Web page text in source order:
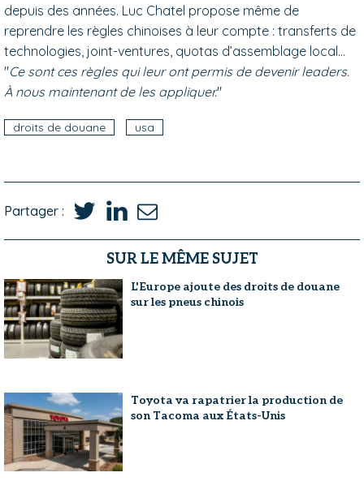
depuis des années. Luc Chatel propose même de
reprendre les règles chinoises à leur compte : transferts de
technologies, joint-ventures, quotas d’assemblage local…
"Ce sont ces règles qui leur ont permis de devenir leaders.
À nous maintenant de les appliquer."
droits de douane usa
Partager :
SUR LE MÊME SUJET
L'Europe ajoute des droits de douane
sur les pneus chinois
Toyota va rapatrier la production de
son Tacoma aux États-Unis